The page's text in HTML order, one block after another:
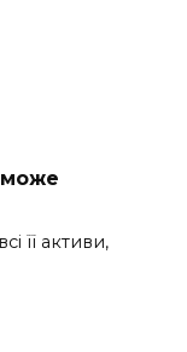
може
її активи,